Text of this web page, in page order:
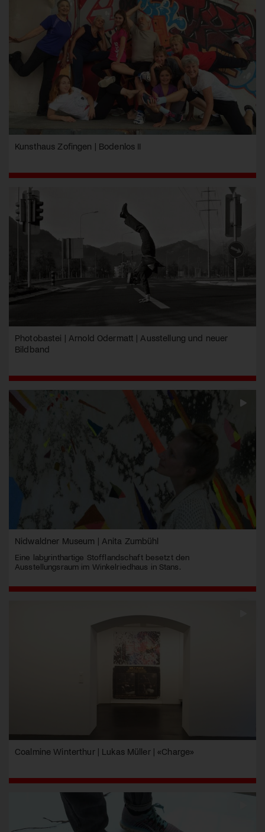
Kunsthaus Zofingen | Bodenlos II
Photobastei | Arnold Odermatt | Ausstellung und neuer
Bildband
Nidwaldner Museum | Anita Zumbühl
Eine labyrinthartige Stofflandschaft besetzt den
Ausstellungsraum im Winkelriedhaus in Stans.
Coalmine Winterthur | Lukas Müller | «Charge»